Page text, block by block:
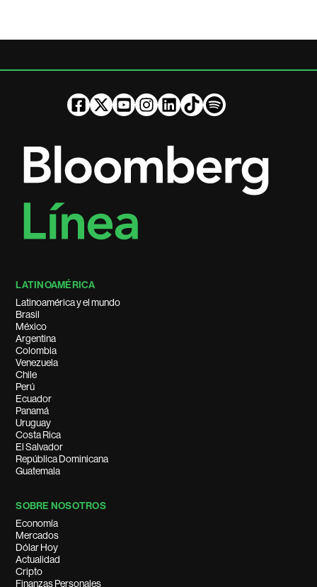
LATINOAMÉRICA
Latinoamérica y el mundo
Brasil
México
Argentina
Colombia
Venezuela
Chile
Perú
Ecuador
Panamá
Uruguay
Costa Rica
El Salvador
República Dominicana
Guatemala
SOBRE NOSOTROS
Economía
Mercados
Dólar Hoy
Actualidad
Cripto
Finanzas Personales